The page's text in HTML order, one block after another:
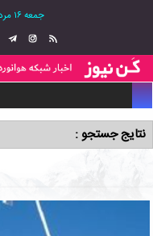
جمعه ۱۶ مرداد ۱۴۰۵
نتایج جستجو :